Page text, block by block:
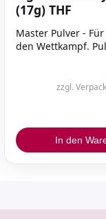
(17g) THF
Master Pulver -
den Wettkampf.
Transparenz. Vier
zufrieden.
zzgl.
In den